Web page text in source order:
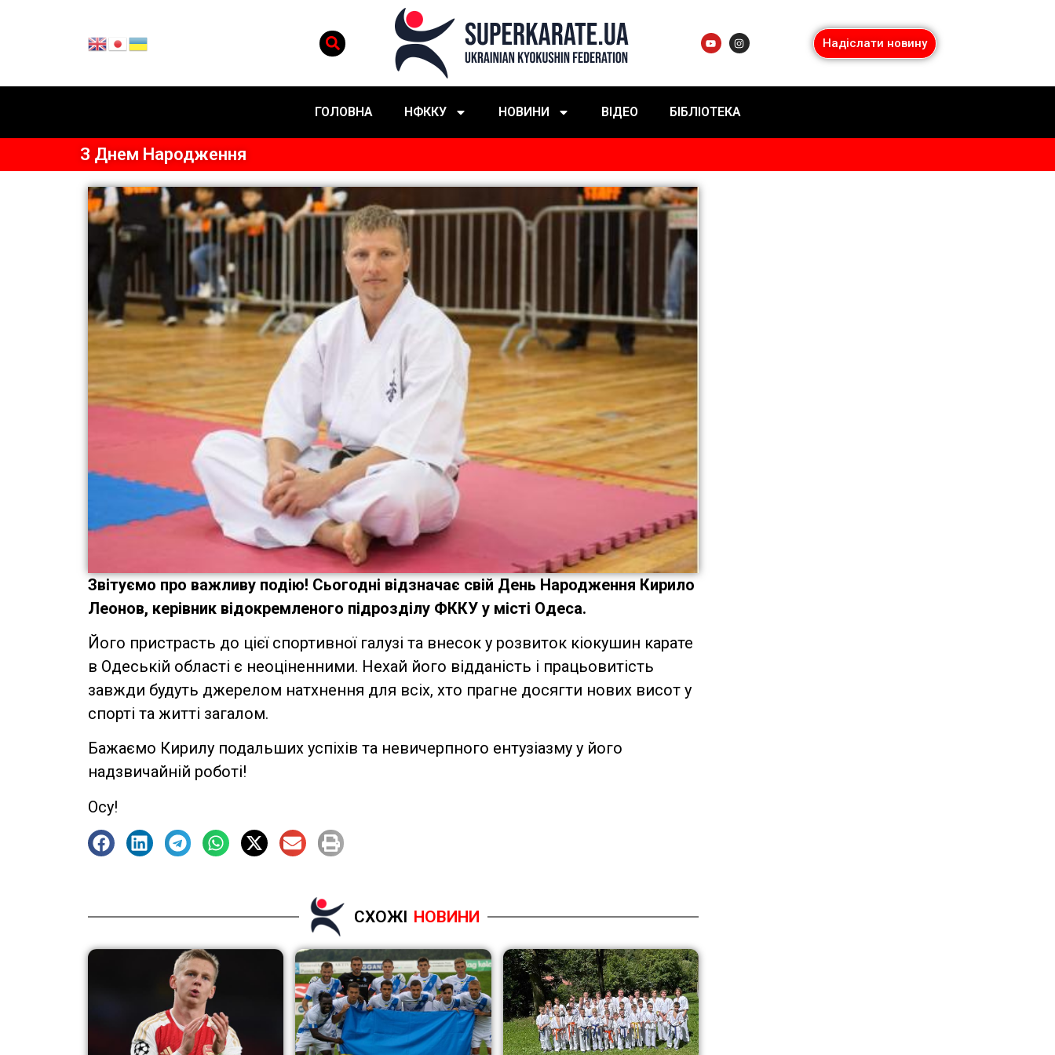
Надіслати новину
ГОЛОВНА НФККУ НОВИНИ ВІДЕО БІБЛІОТЕКА
З Днем Народження
Звітуємо про важливу подію! Сьогодні відзначає свій День Народження Кирило
Леонов, керівник відокремленого підрозділу ФККУ у місті Одеса.
Його пристрасть до цієї спортивної галузі та внесок у розвиток кіокушин карате
в Одеській області є неоціненними. Нехай його відданість і працьовитість
завжди будуть джерелом натхнення для всіх, хто прагне досягти нових висот у
спорті та житті загалом.
Бажаємо Кирилу подальших успіхів та невичерпного ентузіазму у його
надзвичайній роботі!
Осу!
СХОЖІ НОВИНИ